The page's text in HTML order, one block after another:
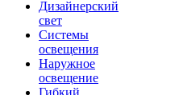
Дизайнерский
свет
Системы
освещения
Наружное
освещение
Гибкий